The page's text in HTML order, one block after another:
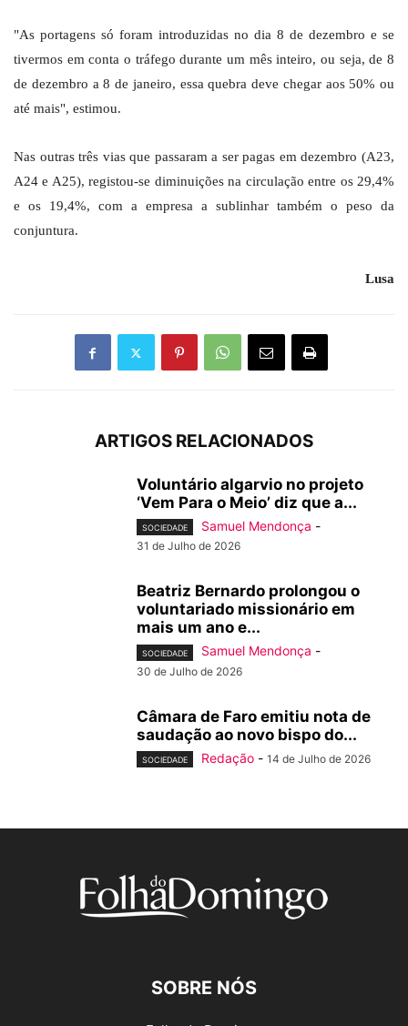
"As portagens só foram introduzidas no dia 8 de dezembro e se
tivermos em conta o tráfego durante um mês inteiro, ou seja, de 8
de dezembro a 8 de janeiro, essa quebra deve chegar aos 50% ou
até mais", estimou.
Nas outras três vias que passaram a ser pagas em dezembro (A23,
A24 e A25), registou-se diminuições na circulação entre os 29,4%
e os 19,4%, com a empresa a sublinhar também o peso da
conjuntura.
Lusa
ARTIGOS RELACIONADOS
Voluntário algarvio no projeto
‘Vem Para o Meio’ diz que a...
SOCIEDADE Samuel Mendonça -
31 de Julho de 2026
Beatriz Bernardo prolongou o
voluntariado missionário em
mais um ano e...
SOCIEDADE Samuel Mendonça -
30 de Julho de 2026
Câmara de Faro emitiu nota de
saudação ao novo bispo do...
SOCIEDADE Redação - 14 de Julho de 2026
SOBRE NÓS